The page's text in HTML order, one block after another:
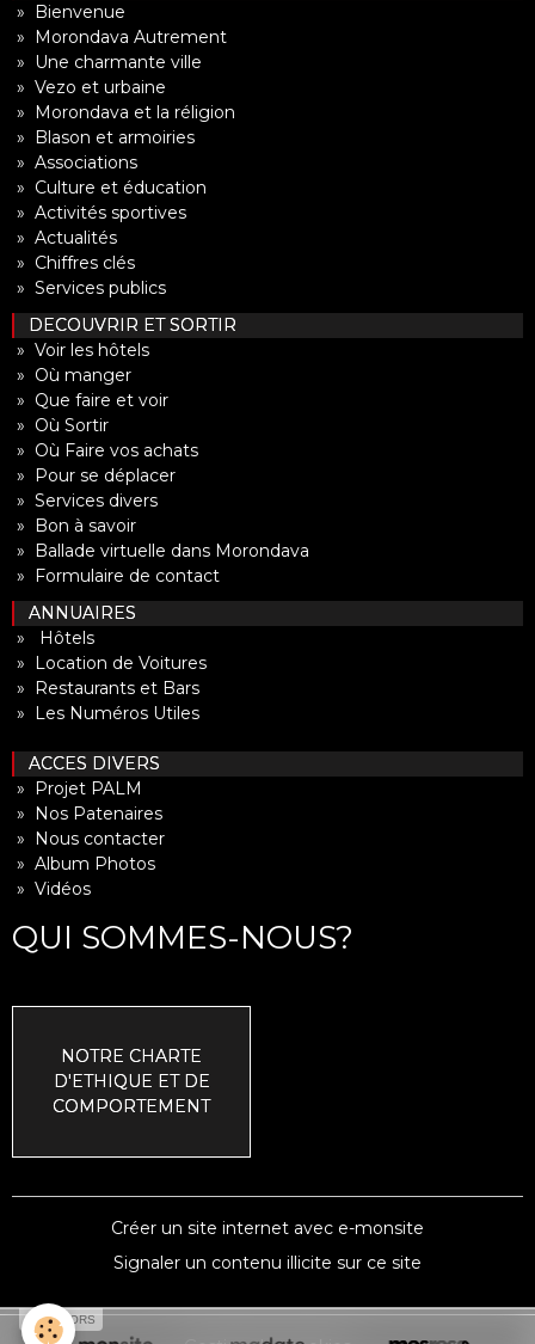
» Bienvenue
» Morondava Autrement
» Une charmante ville
» Vezo et urbaine
» Morondava et la réligion
» Blason et armoiries
» Associations
» Culture et éducation
» Activités sportives
» Actualités
» Chiffres clés
» Services publics
DECOUVRIR ET SORTIR
» Voir les hôtels
» Où manger
» Que faire et voir
» Où Sortir
» Où Faire vos achats
» Pour se déplacer
» Services divers
» Bon à savoir
» Ballade virtuelle dans Morondava
» Formulaire de contact
ANNUAIRES
» Hôtels
» Location de Voitures
» Restaurants et Bars
» Les Numéros Utiles
ACCES DIVERS
» Projet PALM
» Nos Patenaires
» Nous contacter
» Album Photos
» Vidéos
QUI SOMMES-NOUS?
NOTRE CHARTE
D'ETHIQUE ET DE
COMPORTEMENT
Créer un site internet avec e-monsite
Signaler un contenu illicite sur ce site
SPONSORS